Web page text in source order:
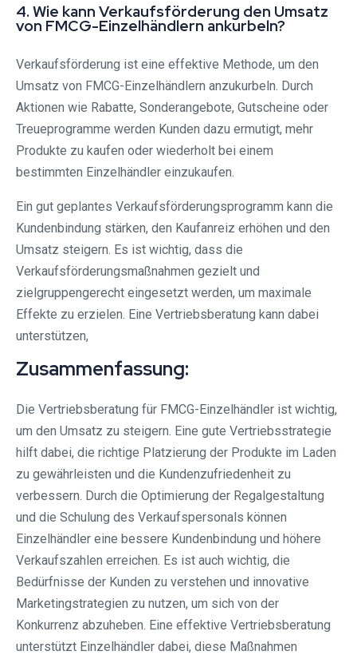
4. Wie kann Verkaufsförderung den Umsatz
von FMCG-Einzelhändlern ankurbeln?
Verkaufsförderung ist eine effektive Methode, um den
Umsatz von FMCG-Einzelhändlern anzukurbeln. Durch
Aktionen wie Rabatte, Sonderangebote, Gutscheine oder
Treueprogramme werden Kunden dazu ermutigt, mehr
Produkte zu kaufen oder wiederholt bei einem
bestimmten Einzelhändler einzukaufen.
Ein gut geplantes Verkaufsförderungsprogramm kann die
Kundenbindung stärken, den Kaufanreiz erhöhen und den
Umsatz steigern. Es ist wichtig, dass die
Verkaufsförderungsmaßnahmen gezielt und
zielgruppengerecht eingesetzt werden, um maximale
Effekte zu erzielen. Eine Vertriebsberatung kann dabei
unterstützen,
Zusammenfassung:
Die Vertriebsberatung für FMCG-Einzelhändler ist wichtig,
um den Umsatz zu steigern. Eine gute Vertriebsstrategie
hilft dabei, die richtige Platzierung der Produkte im Laden
zu gewährleisten und die Kundenzufriedenheit zu
verbessern. Durch die Optimierung der Regalgestaltung
und die Schulung des Verkaufspersonals können
Einzelhändler eine bessere Kundenbindung und höhere
Verkaufszahlen erreichen. Es ist auch wichtig, die
Bedürfnisse der Kunden zu verstehen und innovative
Marketingstrategien zu nutzen, um sich von der
Konkurrenz abzuheben. Eine effektive Vertriebsberatung
unterstützt Einzelhändler dabei, diese Maßnahmen